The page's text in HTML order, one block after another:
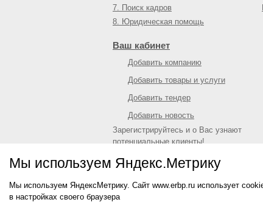
Мы используем Яндекс.Метрику
Мы используем ЯндексМетрику. Сайт www.erbp.ru использует
в настройках своего браузера
7. Поиск кадров
8. Юридическая помощь
Ваш кабинет
Добавить компанию
Добавить товары и услуги
Добавить тендер
Добавить новость
Зарегистрируйтесь и о Вас узнают
потенциальные клиенты!
© 2009—2026Единый республиканский
О портале